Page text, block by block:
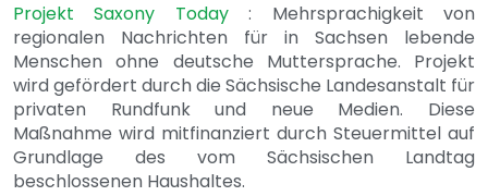
Projekt Saxony Today: Mehrsprachigkeit von
regionalen Nachrichten für in Sachsen lebende
Menschen ohne deutsche Muttersprache. Projekt
wird gefördert durch die Sächsische Landesanstalt für
privaten Rundfunk und neue Medien. Diese
Maßnahme wird mitfinanziert durch Steuermittel auf
Grundlage des vom Sächsischen Landtag
beschlossenen Haushaltes.